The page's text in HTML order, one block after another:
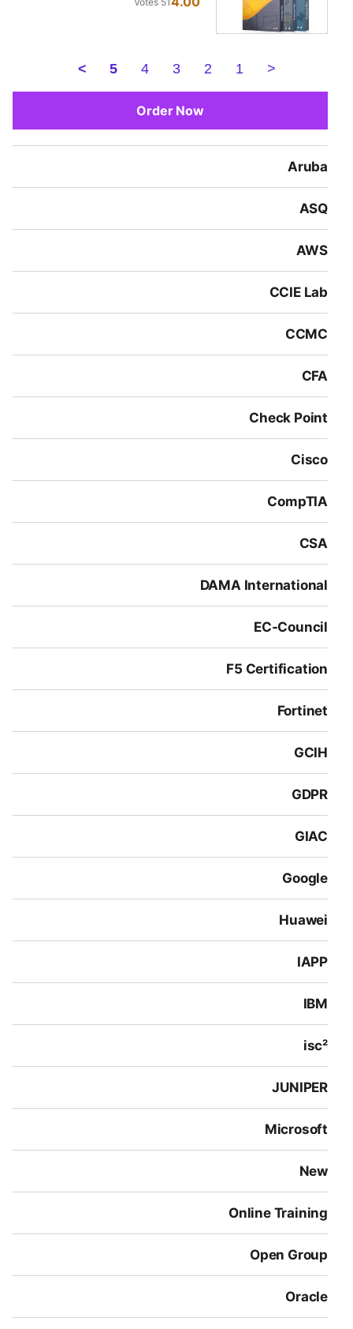
<
1
2
3
4
5
>
Order Now
Aruba
ASQ
AWS
CCIE Lab
CCMC
CFA
Check Point
Cisco
CompTIA
CSA
DAMA International
EC-Council
F5 Certification
Fortinet
GCIH
GDPR
GIAC
Google
Huawei
IAPP
IBM
isc²
JUNIPER
Microsoft
New
Online Training
Open Group
Oracle